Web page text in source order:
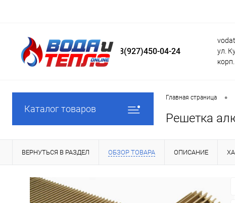
8(927)450-04-24
ул.
корп.
Каталог товаров
Главная страница •
Решетка
ВЕРНУТЬСЯ В РАЗДЕЛ ОБЗОР ТОВАРА ОПИСАНИЕ